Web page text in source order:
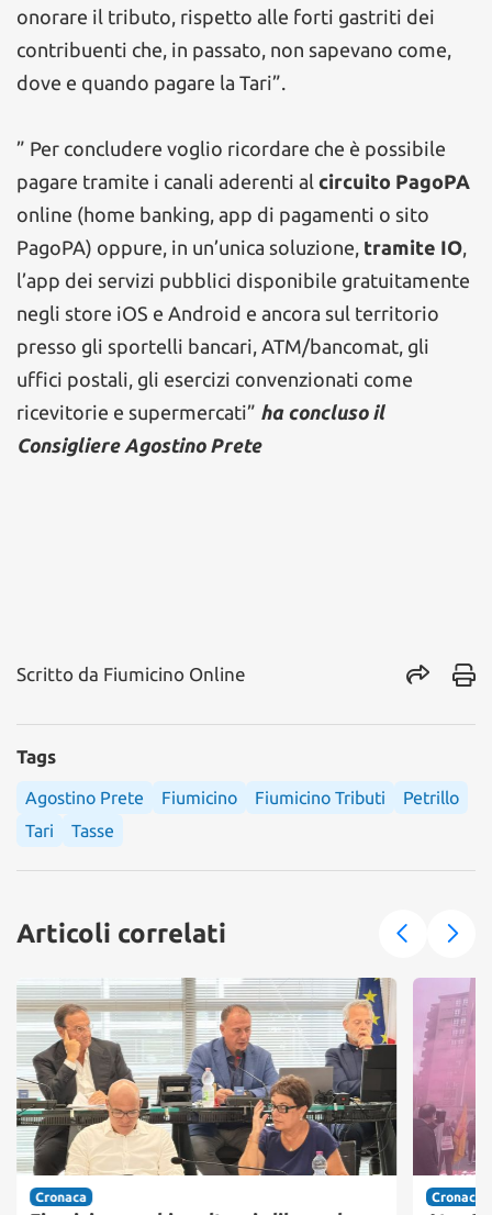
onorare il tributo, rispetto alle forti gastriti dei
contribuenti che, in passato, non sapevano come,
dove e quando pagare la Tari”.
” Per concludere voglio ricordare che è possibile
pagare tramite i canali aderenti al circuito PagoPA
online (home banking, app di pagamenti o sito
PagoPA) oppure, in un’unica soluzione, tramite IO,
l’app dei servizi pubblici disponibile gratuitamente
negli store iOS e Android e ancora sul territorio
presso gli sportelli bancari, ATM/bancomat, gli
uffici postali, gli esercizi convenzionati come
ricevitorie e supermercati” ha concluso il
Consigliere Agostino Prete
Scritto da Fiumicino Online
Tags
Agostino Prete Fiumicino Fiumicino Tributi
Petrillo
Tari
Tasse
Articoli correlati
Cronaca Cronaca